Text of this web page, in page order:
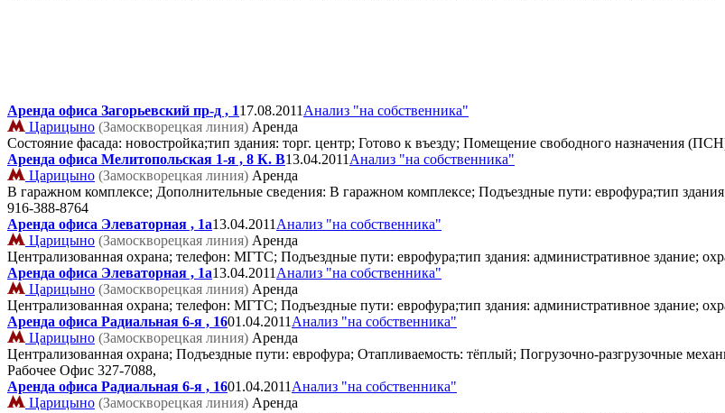
Аренда офиса Загорьевский пр-д , 117.08.2011 Анализ "на собственника"
Царицыно (Замоскворецкая линия) Аренда
Состояние фасада: новостройка;тип здания: торг. центр; Готово к въезду; Помещение свободного назначения
Аренда офиса Мелитопольская 1-я , 8 К. В13.04.2011 Анализ "на собственника"
Царицыно (Замоскворецкая линия) Аренда
В гаражном комплексе; Дополнительные сведения: В гаражном комплексе; Подъездные пути: еврофура;тип
916-388-8764
Аренда офиса Элеваторная , 1а13.04.2011 Анализ "на собственника"
Царицыно (Замоскворецкая линия) Аренда
Централизованная охрана; телефон: МГТС; Подъездные пути: еврофура;тип здания: административное здание;
Аренда офиса Элеваторная , 1а13.04.2011 Анализ "на собственника"
Царицыно (Замоскворецкая линия) Аренда
Централизованная охрана; телефон: МГТС; Подъездные пути: еврофура;тип здания: административное здание;
Аренда офиса Радиальная 6-я , 1601.04.2011 Анализ "на собственника"
Царицыно (Замоскворецкая линия) Аренда
Централизованная охрана; Подъездные пути: еврофура; Отапливаемость: тёплый; Погрузочно-разгрузочные
Рабочее Офис 327-7088,
Аренда офиса Радиальная 6-я , 1601.04.2011 Анализ "на собственника"
Царицыно (Замоскворецкая линия) Аренда